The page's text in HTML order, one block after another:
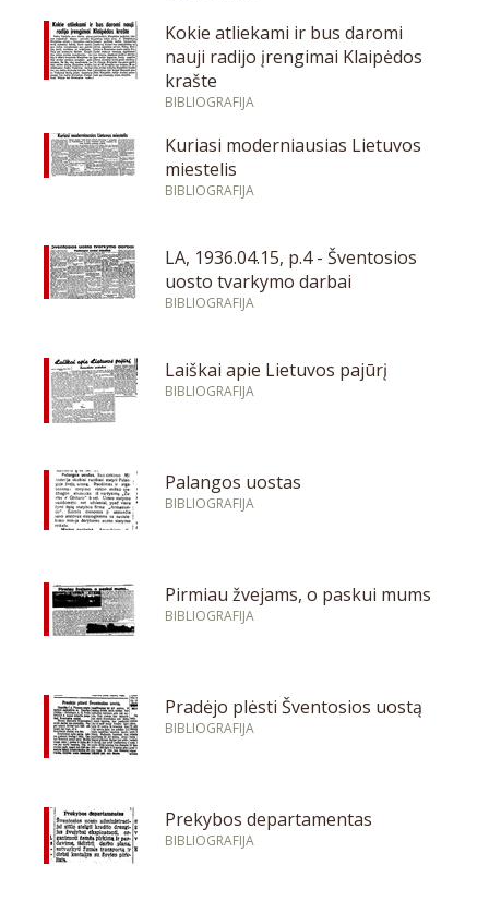
Kokie atliekami ir bus daromi
nauji radijo įrengimai Klaipėdos
krašte
BIBLIOGRAFIJA
Kuriasi moderniausias Lietuvos
miestelis
BIBLIOGRAFIJA
LA, 1936.04.15, p.4 - Šventosios
uosto tvarkymo darbai
BIBLIOGRAFIJA
Laiškai apie Lietuvos pajūrį
BIBLIOGRAFIJA
Palangos uostas
BIBLIOGRAFIJA
Pirmiau žvejams, o paskui mums
BIBLIOGRAFIJA
Pradėjo plėsti Šventosios uostą
BIBLIOGRAFIJA
Prekybos departamentas
BIBLIOGRAFIJA